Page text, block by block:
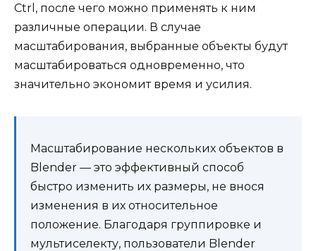
Ctrl, после чего можно применять к ним
различные операции. В случае
масштабирования, выбранные объекты будут
масштабироваться одновременно, что
значительно экономит время и усилия.
Масштабирование нескольких объектов в
Blender — это эффективный способ
быстро изменить их размеры, не внося
изменения в их относительное
положение. Благодаря группировке и
мультиселекту, пользователи Blender